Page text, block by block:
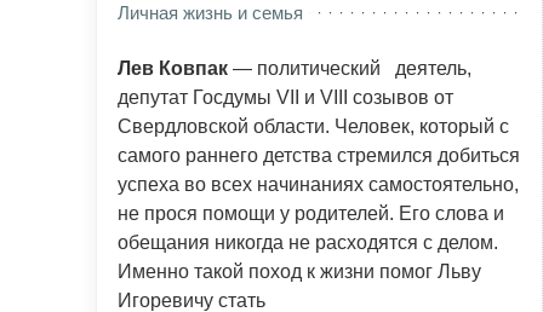
Личная жизнь и семья
Лев Ковпак — политический деятель,
депутат Госдумы VII и VIII созывов от
Свердловской области. Человек, который с
самого раннего детства стремился добиться
успеха во всех начинаниях самостоятельно,
не прося помощи у родителей. Его слова и
обещания никогда не расходятся с делом.
Именно такой поход к жизни помог Льву
Игоревичу стать